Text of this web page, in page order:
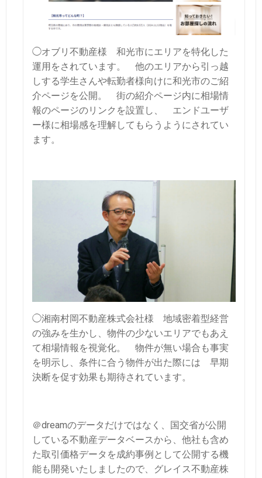
◯オブリ不動産様 和光市にエリアを特化した
運用をされています。
他のエリアから引っ越
しする学生さんや転勤者様向けに和光市のご紹
介ページを公開。
街の紹介ページ内に相場情
報のページのリンクを設置し、
エンドユーザ
ー様に相場感を理解してもらうようにされてい
ます。
◯湘南村岡不動産株式会社様 地域密着型経営
の強みを生かし、物件の少ないエリアでもあえ
て相場情報を視覚化。
物件が無い場合も事実
を明示し、条件に合う物件が出た際には 早期
決断を促す効果も期待されています。
＠dreamのデータだけではなく、国交省が公開
している不動産データベースから、他社も含め
た取引価格データを成約事例として公開する機
能も開発いたしましたので、グレイス不動産株